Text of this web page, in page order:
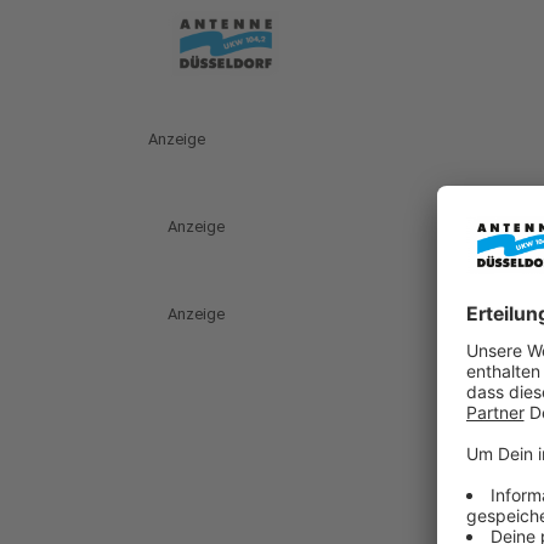
Anzeige
Anzeige
Anzeige